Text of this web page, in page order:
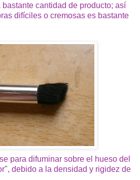
bastante cantidad de producto; así
difíciles o cremosas es bastante
para difuminar sobre el hueso del
debido a la densidad y rigidez de